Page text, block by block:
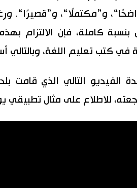
و”مكتملًا“، و”قصيرًا“.
كاملة، فإن الالتزام
في كتب تعليم اللغة، وبالتالي
الفيديو التالي الذي قامت
للاطلاع على مثال